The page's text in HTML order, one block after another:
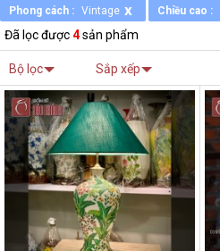
Phong cách : Vintage x Chiều cao :
Đã lọc được4sản phẩm
Bộ lọc Sắp xếp